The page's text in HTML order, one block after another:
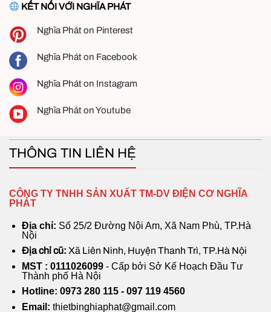
KẾT NỐI VỚI NGHĨA PHÁT
Nghĩa Phát on Pinterest
Nghĩa Phát on Facebook
Nghĩa Phát on Instagram
Nghĩa Phát on Youtube
THÔNG TIN LIÊN HỆ
CÔNG TY TNHH SẢN XUẤT TM-DV ĐIỆN CƠ NGHĨA
PHÁT
Địa chỉ: Số 25/2 Đường Nội Am, Xã Nam Phù, TP.Hà
Nội
Địa chỉ cũ: Xã Liên Ninh, Huyện Thanh Trì, TP.Hà Nội
MST : 0111026099 - Cấp bởi Sở Kế Hoạch Đầu Tư
Thành phố Hà Nội
Hotline: 0973 280 115 - 097 119 4560
Email: thietbinghiaphat@gmail.com